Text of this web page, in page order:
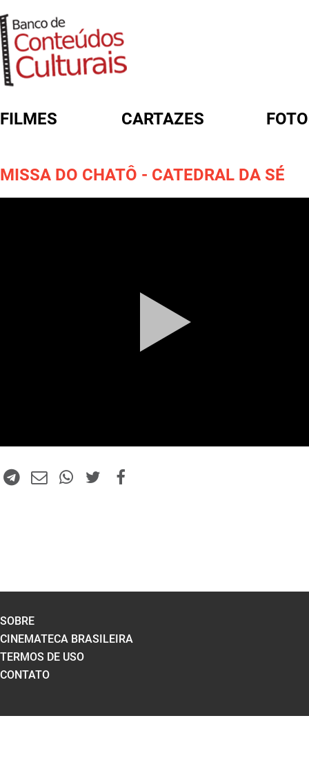
FILMES CARTAZES
MISSA DO CHATÔ - CATEDRAL DA SÉ
FORMULÁRIO DE BUSCA
SOBRE
CINEMATECA BRASILEIRA
TERMOS DE USO
CONTATO